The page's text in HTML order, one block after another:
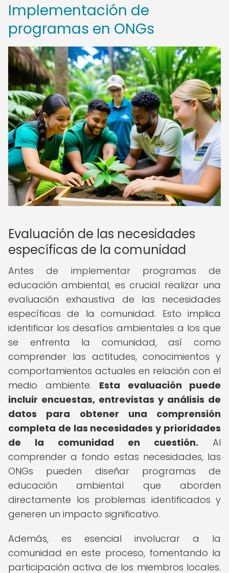
Implementación de
programas en ONGs
Evaluación de las necesidades
específicas de la comunidad
Antes de implementar programas de
educación ambiental, es crucial realizar una
evaluación exhaustiva de las necesidades
específicas de la comunidad. Esto implica
identificar los desafíos ambientales a los que
se enfrenta la comunidad, así como
comprender las actitudes, conocimientos y
comportamientos actuales en relación con el
medio ambiente. Esta evaluación puede
incluir encuestas, entrevistas y análisis de
datos para obtener una comprensión
completa de las necesidades y prioridades
de la comunidad en cuestión. Al
comprender a fondo estas necesidades, las
ONGs pueden diseñar programas de
educación ambiental que aborden
directamente los problemas identificados y
generen un impacto significativo.
Además, es esencial involucrar a la
comunidad en este proceso, fomentando la
participación activa de los miembros locales.